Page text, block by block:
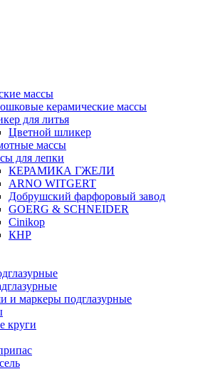
массы
керамические массы
для литья
Цветной шликер
массы
для лепки
КЕРАМИКА ГЖЕЛИ
ARNO WITGERT
Добрушский фарфоровый завод
GOERG & SCHNEIDER
Cinikop
КНР
и маркеры подглазурные
круги